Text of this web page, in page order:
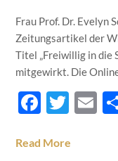
Frau Prof. Dr. Evelyn
Zeitungsartikel der
Titel „Freiwillig in die
mitgewirkt. Die
Read More